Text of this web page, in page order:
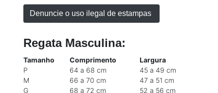
Denuncie o uso ilegal de estampas
Regata Masculina:
Tamanho Comprimento
Largura
P
64 a 68 cm
45 a 49 cm
M
66 a 70 cm
47 a 51 cm
G
68 a 72 cm
52 a 56 cm